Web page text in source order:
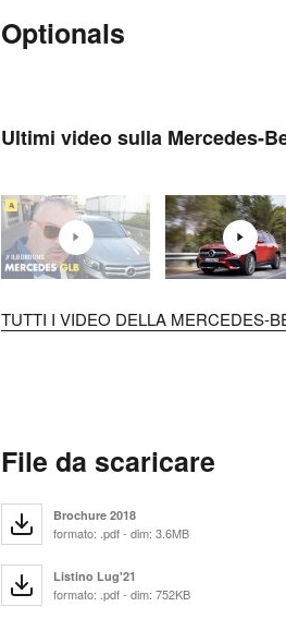
Optionals
Ultimi video sulla Mercedes-
TUTTI I VIDEO DELLA MERCEDES-
File da scaricare
Brochure 2018
formato: .pdf - dim: 3.6MB
Listino Lug'21
formato: .pdf - dim: 752KB